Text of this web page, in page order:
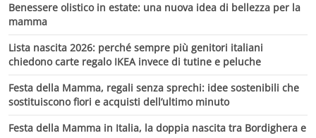
Benessere olistico in estate: una nuova idea di bellezza per la
mamma
Lista nascita 2026: perché sempre più genitori italiani
chiedono carte regalo IKEA invece di tutine e peluche
Festa della Mamma, regali senza sprechi: idee sostenibili che
sostituiscono fiori e acquisti dell’ultimo minuto
Festa della Mamma in Italia, la doppia nascita tra Bordighera e